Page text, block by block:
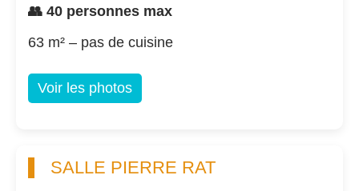
👥 40 personnes max
63 m² – pas de cuisine
Voir les photos
SALLE PIERRE RAT